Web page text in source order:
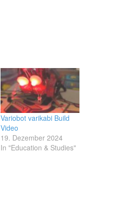
Variobot varikabi Build
Video
19. Dezember 2024
In "Education & Studies"